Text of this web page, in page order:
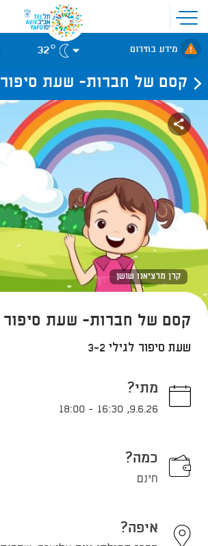
פתיחת
תפריט
אתר
לאתר עיריית
תל-אביב
מידע בחירום 32°
קסם של חברות- שעת סיפור
קרן מרציאנו שושן
קסם של חברות- שעת סיפור
שעת סיפור לגילי 3-2
מתי?
9.6.26
,
16:30
-
18:00
כמה?
חינם
איפה?